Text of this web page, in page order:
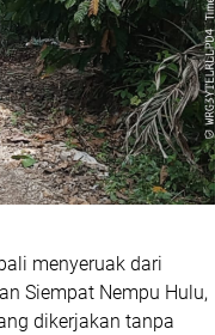
menyeruak dari
Siempat Nempu Hulu,
dikerjakan tanpa